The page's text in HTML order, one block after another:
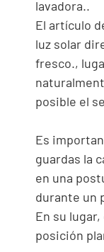
lavadora..
El artículo
luz solar
fresco.,
posible el
Es
guardas la
en una
durante un
En su
posición